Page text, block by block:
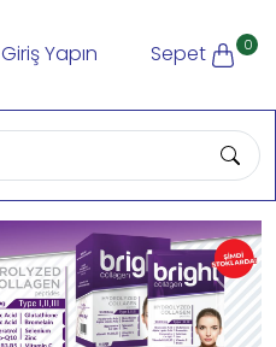
Giriş Yapın Sepet 0
Next